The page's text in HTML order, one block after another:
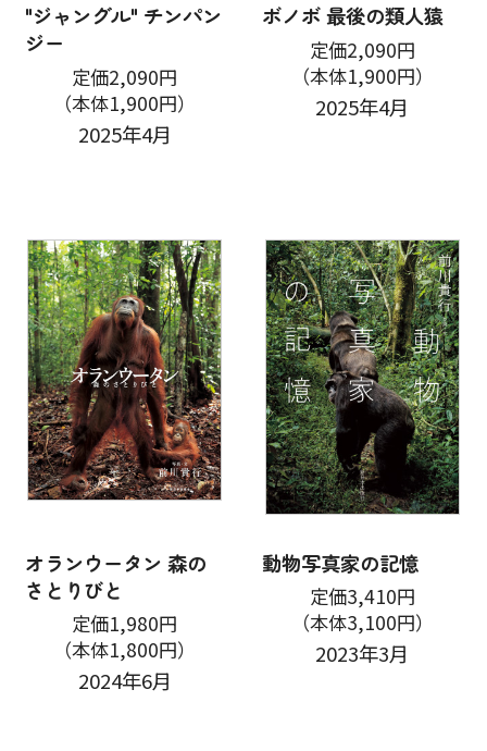
"ジャングル" チンパン
ジー
定価2,090円
（本体1,900円）
2025年4月
ボノボ 最後の類人猿
定価2,090円
（本体1,900円）
2025年4月
オランウータン 森の
さとりびと
定価1,980円
（本体1,800円）
2024年6月
動物写真家の記憶
定価3,410円
（本体3,100円）
2023年3月